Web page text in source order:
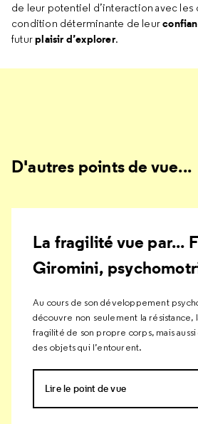
de leur potentiel d’interaction avec les
condition déterminante de leur
futurplaisir d’explorer.
D'autres points de vue...
La fragilité vue par...
Giromini,
Au cours de son développement
découvre non seulement la résistance,
fragilité de son propre corps, mais
des objets qui l’entourent.
Lire le point de vue